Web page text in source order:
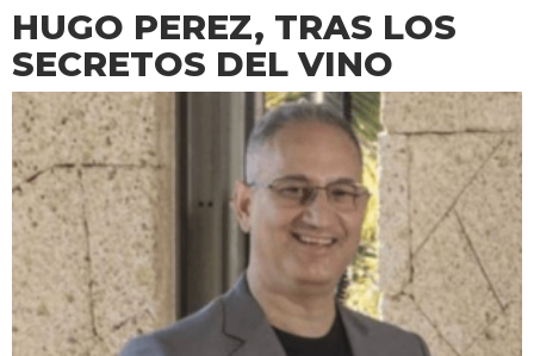
HUGO PEREZ, TRAS LOS
SECRETOS DEL VINO